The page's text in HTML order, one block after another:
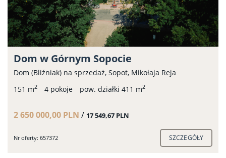
Dom w Górnym Sopocie
Dom (Bliźniak) na sprzedaż, Sopot, Mikołaja Reja
151 m2 4 pokoje pow. działki 411 m2
2 650 000,00 PLN / 17 549,67 PLN
Nr oferty: 657372 SZCZEGÓŁY